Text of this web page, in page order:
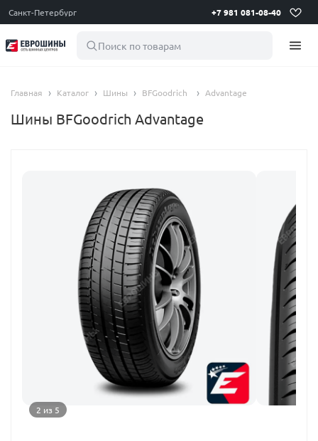
Санкт-Петербург +7 981 081-08-40
Поиск по товарам
Главная Каталог Шины BFGoodrich Advantage
Шины BFGoodrich Advantage
2 из 5